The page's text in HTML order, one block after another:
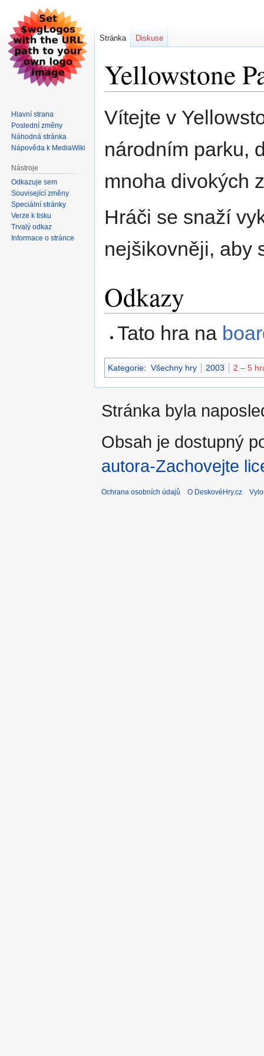
Yellowstone
Skočit
na
Skočit
na
Vítejte v
národním parku,
mnoha divokých
Hráči se snaží
nejšikovněji, aby
Odkazy
Tato hra na
Kategorie: Všechny hry 2003 2 – 5
Stránka Diskuse
Hlavní strana
Poslední změny
Náhodná stránka
Nápověda k MediaWiki
Nástroje
Odkazuje sem
Související změny
Speciální stránky
Verze k tisku
Trvalý odkaz
Informace o stránce
Stránka byla
Obsah je dostupný
autora-Zachovejte
Ochrana osobních údajů O DeskovéHry.cz